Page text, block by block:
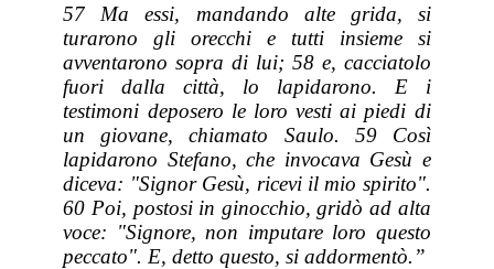
57 Ma essi, mandando alte grida, si
turarono gli orecchi e tutti insieme si
avventarono sopra di lui; 58 e, cacciatolo
fuori dalla città, lo lapidarono. E i
testimoni deposero le loro vesti ai piedi di
un giovane, chiamato Saulo. 59 Così
lapidarono Stefano, che invocava Gesù e
diceva: "Signor Gesù, ricevi il mio spirito".
60 Poi, postosi in ginocchio, gridò ad alta
voce: "Signore, non imputare loro questo
peccato". E, detto questo, si addormentò.”